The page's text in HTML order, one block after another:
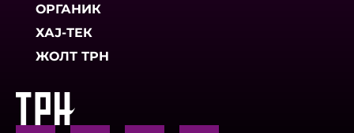
ОРГАНИК
ХАЈ-ТЕК
ЖОЛТ ТРН